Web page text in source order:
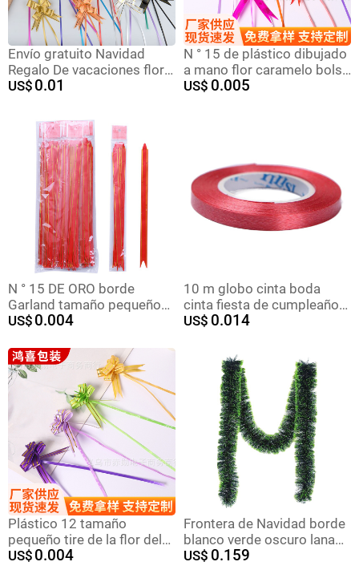
Envío gratuito Navidad
Regalo De vacaciones flor
embalaje cinta 23 arco oro
PP tire flor fabricante
US$ 0.01
N ° 15 de plástico dibujado
a mano flor caramelo bolsa
de regalo cinta de sellado
US$ 0.005
N ° 15 DE ORO borde
Garland tamaño pequeño
Garland bolsa sellado
embalaje cordón Garland
mariposa mano Garland
US$ 0.004
10 m globo cinta boda
cinta fiesta de cumpleaños
tire bandera cinta globo
corbata cuerda al por
mayor
US$ 0.014
Plástico 12 tamaño
pequeño tire de la flor del
caramelo bolsa de regalo
US$ 0.004
Frontera de Navidad borde
blanco verde oscuro lana
raya 9cm5 capa 2 M fiesta
US$ 0.159